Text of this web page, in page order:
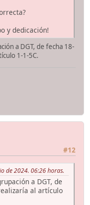
y dedicación!
a DGT, de fecha 18-
1-1-5C.
#12
de 2024. 06:26 horas.
a DGT, de
al artículo